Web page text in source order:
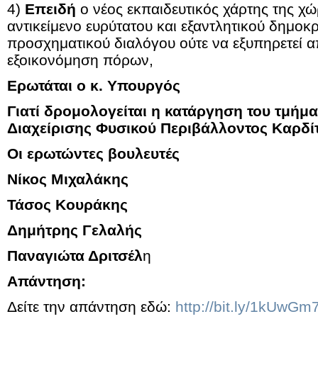
4) Επειδή ο νέος εκπαιδευτικός χάρτης της
αντικείμενο ευρύτατου και εξαντλητικού
προσχηματικού διαλόγου ούτε να εξυπηρετεί
εξοικονόμηση πόρων,
Ερωτάται ο κ. Υπουργός
Γιατί δρομολογείται η κατάργηση του
Διαχείρισης Φυσικού Περιβάλλοντος
Οι ερωτώντες βουλευτές
Νίκος Μιχαλάκης
Τάσος Κουράκης
Δημήτρης Γελαλής
Παναγιώτα Δριτσέλη
Απάντηση:
Δείτε την απάντηση εδώ: http://bit.ly/